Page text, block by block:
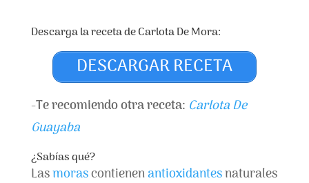
Descarga la receta de Carlota De Mora:
DESCARGAR RECETA
-Te recomiendo otra receta: Carlota De
Guayaba
¿Sabías qué?
Lasmorascontienenantioxidantesnaturales